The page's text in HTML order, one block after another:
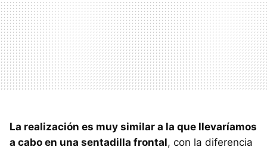
La realización es muy similar a la que llevaríamos
a cabo en una sentadilla frontal, con la diferencia